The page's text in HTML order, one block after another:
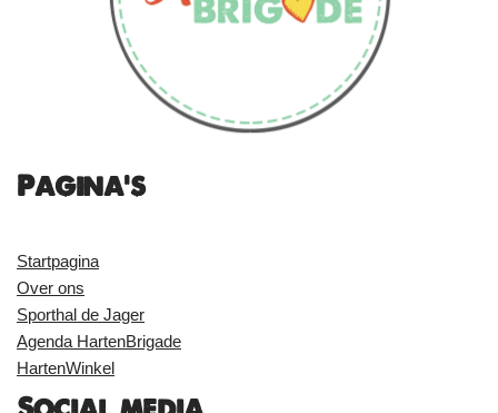
Pagina's
Startpagina
Over ons
Sporthal de Jager
Agenda HartenBrigade
HartenWinkel